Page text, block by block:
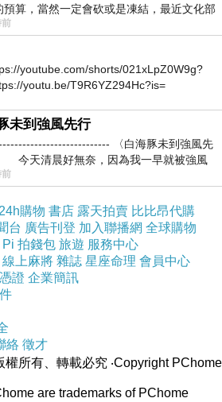
預算，當然一定會砍或是凍結，最近文化部
公視和Taiwan plus預算，在110年
前
youtube.com/shorts/021xLpZ0W9g?
youtu.be/T9R6YZ294Hc?is=
未到強風先行
〈白海豚未到強風先
天清晨好無奈，因為我一早就被強風
前
24h購物 書店 露天拍賣 比比昂代購
台 廣告刊登 加入聯播網 全球購物
Pi 拍錢包 旅遊 服務中心
線上麻將 雜誌 星座命理 會員中心
證 企業簡訊
絡 徵才
權所有、轉載必究 ‧Copyright PChome
are trademarks of PChome